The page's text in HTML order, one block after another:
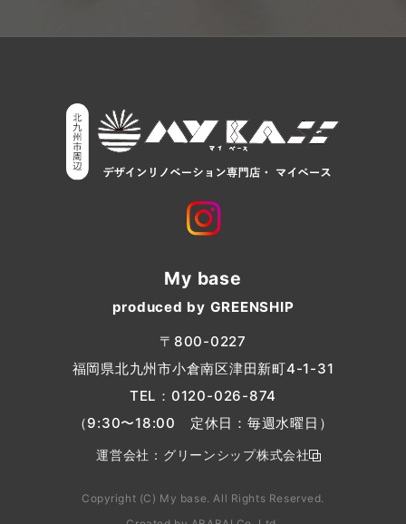
My base
produced by GREENSHIP
〒800-0227
福岡県北九州市小倉南区津田新町4-1-31
TEL： 0120-026-874
（9:30〜18:00 定休日：毎週水曜日）
運営会社： グリーンシップ株式会社
Copyright (C) My base. All Rights Reserved.